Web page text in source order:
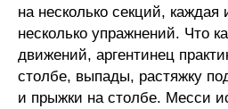
на несколько секций, каждая
несколько упражнений. Что
движений, аргентинец
столбе, выпады, растяжку
и прыжки на столбе. Месси